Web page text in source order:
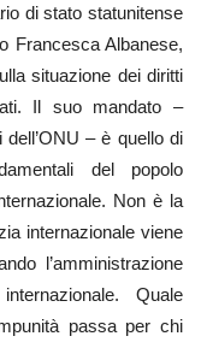
di stato statunitense
Francesca Albanese,
situazione dei diritti
Il suo mandato –
– è quello di
del popolo
Non è la
internazionale viene
l’amministrazione
Quale
passa per chi